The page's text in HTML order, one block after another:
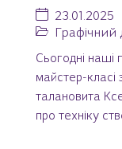
23.01.2025
Графічний
Сьогодні наші
майстер-класі
талановита
про техніку